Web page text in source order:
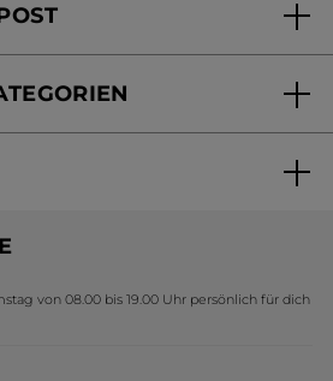
Rocher
von 08.00 bis 19.00 Uhr persönlich für dich